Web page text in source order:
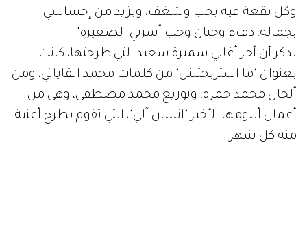
وكل بقعة فيه بحب وشغف، ويزيد من إحساسي
بجماله، دفء وحنان وحب أسرتي الصغيرة".
يذكر أن آخر أغاني سميرة سعيد التي طرحتها، كانت
بعنوان "ما استريحتش" من كلمات محمد القاياتي، ومن
ألحان محمد حمزة، وتوزيع محمد مصطفى، وهي من
أعمال ألبومها الأخير "انسان آلي"، التي تقوم بطرح أغنية
منه كل شهر.